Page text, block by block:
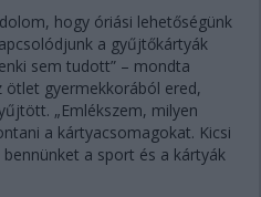
hogy óriási lehetőségünk
a gyűjtőkártyák
sem tudott” – mondta
ötlet gyermekkorából ered,
„Emlékszem, milyen
a kártyacsomagokat. Kicsi
a sport és a kártyák